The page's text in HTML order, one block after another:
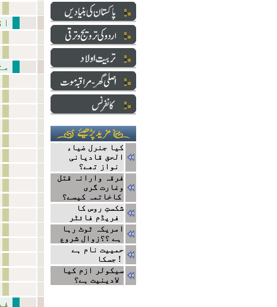
کیا جنرل ضیاء
الحق قادیانی
فرقہ وارانہ قتل
وغارت گری
کاخاتمہ کیسے؟
شکستِ روس کا
امریکہ ٹوٹ رہا
ہے ؟؟زوال شروع
حمییت نام ہے
جسکا !
سیکولر ازم کیا
لادینیت ہے؟